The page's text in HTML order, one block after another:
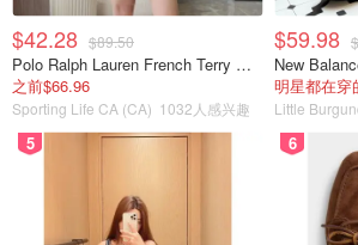
$42.28 $89.50
Polo Ralph Lauren French Terry 女童连帽卫衣 7-16码
之前$66.96
Sporting Life CA (CA) 1032人感兴趣
$59.98
New
5 6